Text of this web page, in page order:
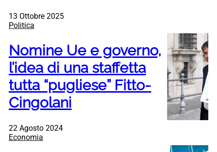
13 Ottobre 2025
Politica
Nomine Ue e governo,
l’idea di una staffetta
tutta “pugliese” Fitto-
Cingolani
22 Agosto 2024
Economia